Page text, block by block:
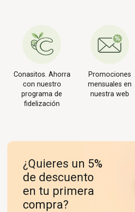
Conasitos. Ahorra
con nuestro
programa de
fidelización
Promociones
mensuales en
nuestra web
¿Quieres un 5%
de descuento
en tu primera
compra?